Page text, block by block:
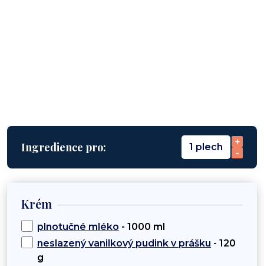
Ingredience pro: 1 plech
+
-
Krém
plnotučné mléko - 1000 ml
neslazený vanilkový pudink v prášku - 120
g